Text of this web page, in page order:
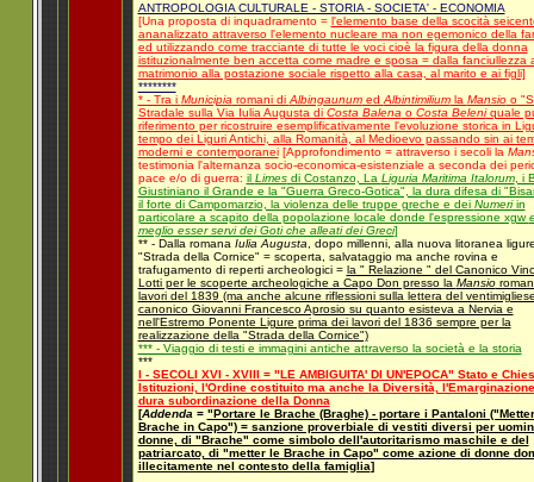
ANTROPOLOGIA CULTURALE - STORIA - SOCIETA' - ECONOMIA
[Una proposta di inquadramento = l'elemento base della scocità
ananalizzato attraverso l'elemento nucleare ma non egemonico della
ed utilizzando come tracciante di tutte le voci cioè la figura della donna
istituzionalmente ben accetta come madre e sposa = dalla fanciullezza
matrimonio alla postazione sociale rispetto alla casa, al marito e ai figli]
********
* - Tra i Municipia romani di Albingaunumed Albintimiliumla Mansioo
Stradale sulla Via Iulia Augusta di Costa Balena o Costa Beleniquale
riferimento per ricostruire esemplificativamente l'evoluzione storica in
tempo dei Liguri Antichi, alla Romanità, al Medioevo passando sin ai
moderni e contemporanei[Approfondimento = attraverso i secoli la
testimonia l'alternanza socio-economica-esistenziale a seconda dei
pace e/o di guerra: il Limesdi Costanzo, La Liguria Maritima Italorum, i
Giustiniano il Grande e la "Guerra Greco-Gotica", la dura difesa di
il forte di Campomarzio, la violenza delle truppe greche e dei Numeriin
particolare a scapito della popolazione locale donde l'espressione xgw
meglio esser servi dei Goti che alleati dei Greci]
** - Dalla romana Iulia Augusta , dopo millenni, alla nuova litoranea
"Strada della Cornice" = scoperta, salvataggio ma anche rovina e
trafugamento di reperti archeologici = la " Relazione " del Canonico
Lotti per le scoperte archeologiche a Capo Don presso la Mansio
lavori del 1839 (ma anche alcune riflessioni sulla lettera del
canonico Giovanni Francesco Aprosio su quanto esisteva a Nervia e
nell'Estremo Ponente Ligure prima dei lavori del 1836 sempre per la
realizzazione della "Strada della Cornice")
*** - Viaggio di testi e immagini antiche attraverso la società e la storia
***
I - SECOLI XVI - XVIII = "LE AMBIGUITA' DI UN'EPOCA" Stato e
Istituzioni, l'Ordine costituito ma anche la Diversità,
dura subordinazione della Donna
[Addenda = "Portare le Brache (Braghe) - portare i Pantaloni
Brache in Capo") = sanzione proverbiale di vestiti diversi per
donne, di "Brache" come simbolo dell'autoritarismo maschile e del
patriarcato, di "metter le Brache in Capo" come azione di donne
illecitamente nel contesto della famiglia]